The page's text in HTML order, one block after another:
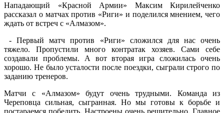
Нападающий «Красной Армии» Максим Кирилейченко
рассказал о матчах против «Риги» и поделился мнением, чего
ждать от встреч с «Алмазом».
- Первый матч против «Риги» сложился для нас очень
тяжело. Пропустили много контратак хозяев. Сами себе
создавали проблемы. А вот вторая игра сложилась очень
хорошо. Не было усталости после поездки, сыграли строго по
заданию тренеров.
Матчи с «Алмазом» будут очень трудными. Команда из
Череповца сильная, сыгранная. Но мы готовы к борьбе и
постараемся победить. Настроены очень решительно. Главное